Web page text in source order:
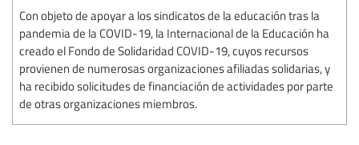
Con objeto de apoyar a los sindicatos de la educación tras la
pandemia de la COVID-19, la Internacional de la Educación ha
creado el Fondo de Solidaridad COVID-19, cuyos recursos
provienen de numerosas organizaciones afiliadas solidarias, y
ha recibido solicitudes de financiación de actividades por parte
de otras organizaciones miembros.